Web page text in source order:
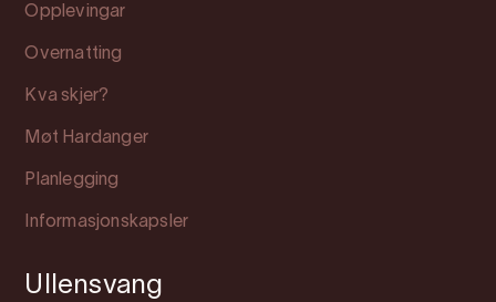
Opplevingar
Overnatting
Kva skjer?
Møt Hardanger
Planlegging
Informasjonskapsler
Ullensvang